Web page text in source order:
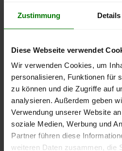
Zustimmung Details
Diese Webseite verwendet
Wir verwenden Cookies, um
personalisieren, Funktionen für
zu können und die Zugriffe auf
analysieren. Außerdem geben
Verwendung unserer Website
soziale Medien, Werbung und
Partner führen diese
weiteren Daten zusammen, die
lose Ware
September
2025
Januar
2026
300 €
350 €
Die aktuelle Preisentwicklung für
können Sie jederzeit auf